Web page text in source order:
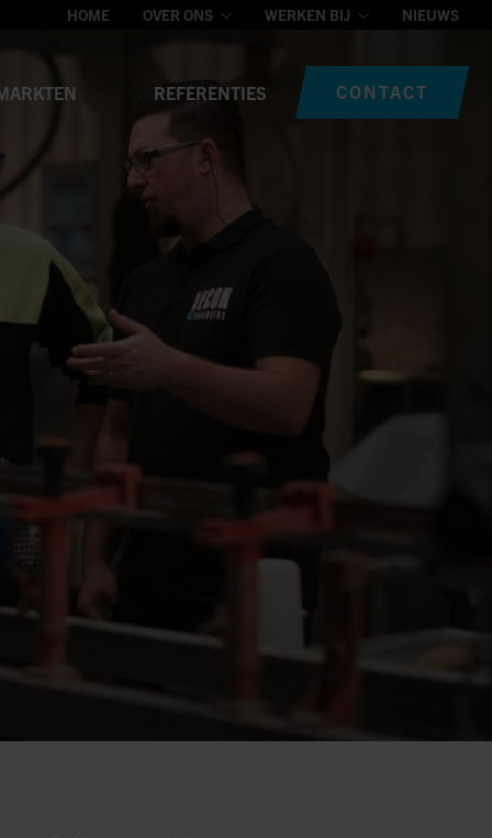
HOME OVER ONS WERKEN BIJ NIEUWS
REFERENTIES CONTACT